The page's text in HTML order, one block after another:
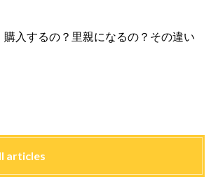
入するの？里親になるの？その違い
articles